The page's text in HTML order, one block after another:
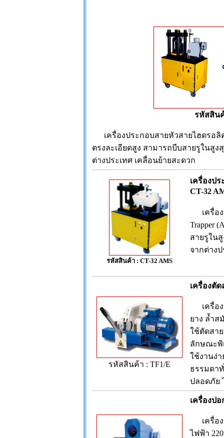
รหัสสิน
เครื่องประกอบสายหัวสายไฮดรอลิค
ตรงละเอียดสูง สามารถบีบสายรูในสู
ต่างประเทศ เคลื่อนย้ายสะดวก
รหัสสินค้า : CT-32 AMS
เครื่องป
CT-32
เครื่อง
Trapper
สายรูใน
จากต่าง
รหัสสินค้า : TF1/E
เครื่องตั
เครื่อง
ยาง ล้ำส
ใช้ตัดสา
ลักษณะพิ
ใช้งานง่
ธรรมดา
ปลอดภัย
เครื่องป
เครื่อง
ไฟฟ้า